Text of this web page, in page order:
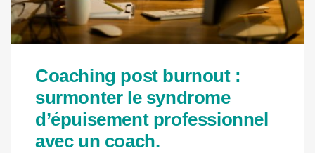
Coaching post burnout :
surmonter le syndrome
d’épuisement professionnel
avec un coach.